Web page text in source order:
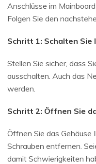
Anschlüsse im
Folgen Sie den
Schritt 1: Schalten Sie
Stellen Sie sicher, dass
ausschalten. Auch das
werden.
Schritt 2: Öffnen Sie
Öffnen Sie das Gehäuse
Schrauben entfernen.
damit Schwierigkeiten